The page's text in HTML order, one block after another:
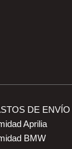
DE ENVÍO
Aprilia
BMW